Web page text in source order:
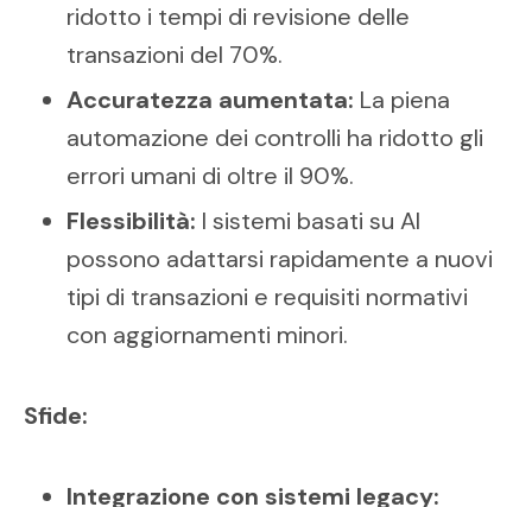
ridotto i tempi di revisione delle
transazioni del 70%.
Accuratezza aumentata: La piena
automazione dei controlli ha ridotto gli
errori umani di oltre il 90%.
Flessibilità: I sistemi basati su AI
possono adattarsi rapidamente a nuovi
tipi di transazioni e requisiti normativi
con aggiornamenti minori.
Sfide:
Integrazione con sistemi legacy: